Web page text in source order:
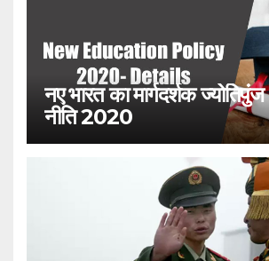
नए भारत का मार्गदर्शक ज्योतिपुंज
नीति 2020